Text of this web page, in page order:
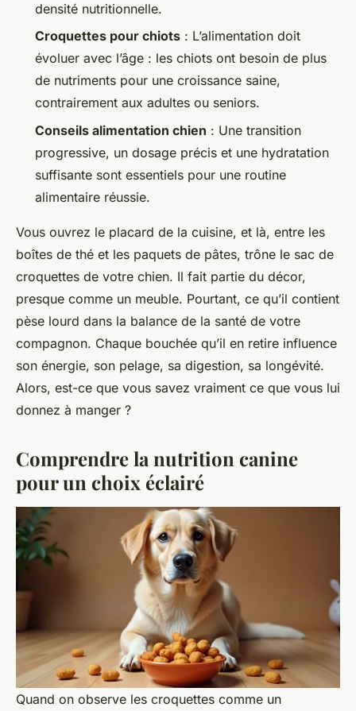
densité nutritionnelle.
Croquettes pour chiots : L’alimentation doit
évoluer avec l’âge : les chiots ont besoin de plus
de nutriments pour une croissance saine,
contrairement aux adultes ou seniors.
Conseils alimentation chien : Une transition
progressive, un dosage précis et une hydratation
suffisante sont essentiels pour une routine
alimentaire réussie.
Vous ouvrez le placard de la cuisine, et là, entre les
boîtes de thé et les paquets de pâtes, trône le sac de
croquettes de votre chien. Il fait partie du décor,
presque comme un meuble. Pourtant, ce qu’il contient
pèse lourd dans la balance de la santé de votre
compagnon. Chaque bouchée qu’il en retire influence
son énergie, son pelage, sa digestion, sa longévité.
Alors, est-ce que vous savez vraiment ce que vous lui
donnez à manger ?
Comprendre la nutrition canine
pour un choix éclairé
Quand on observe les croquettes comme un